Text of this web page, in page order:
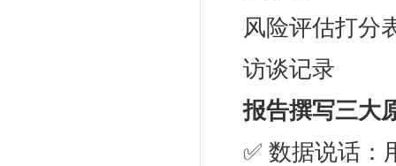
风险评估打分
访谈记录
报告撰写三大
✅ 数据说话：